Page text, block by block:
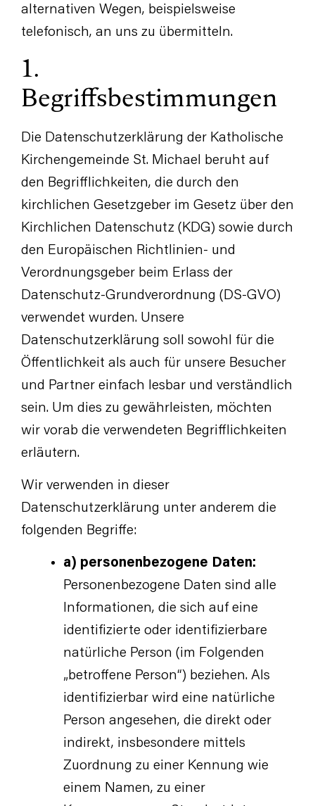
alternativen Wegen, beispielsweise
telefonisch, an uns zu übermitteln.
1.
Begriffsbestimmungen
Die Datenschutzerklärung der Katholische
Kirchengemeinde St. Michael beruht auf
den Begrifflichkeiten, die durch den
kirchlichen Gesetzgeber im Gesetz über den
Kirchlichen Datenschutz (KDG) sowie durch
den Europäischen Richtlinien- und
Verordnungsgeber beim Erlass der
Datenschutz-Grundverordnung (DS-GVO)
verwendet wurden. Unsere
Datenschutzerklärung soll sowohl für die
Öffentlichkeit als auch für unsere Besucher
und Partner einfach lesbar und verständlich
sein. Um dies zu gewährleisten, möchten
wir vorab die verwendeten Begrifflichkeiten
erläutern.
Wir verwenden in dieser
Datenschutzerklärung unter anderem die
folgenden Begriffe:
a) personenbezogene Daten:
Personenbezogene Daten sind alle
Informationen, die sich auf eine
identifizierte oder identifizierbare
natürliche Person (im Folgenden
„betroffene Person“) beziehen. Als
identifizierbar wird eine natürliche
Person angesehen, die direkt oder
indirekt, insbesondere mittels
Zuordnung zu einer Kennung wie
einem Namen, zu einer